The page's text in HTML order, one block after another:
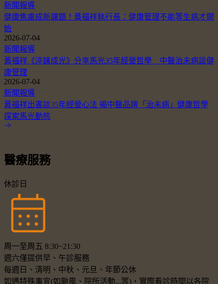
新聞報導
健康焦慮成新課題！黃福祥執行長：健康管理不能等生病才開
始
2026-07-04
新聞報導
黃福祥《淬鍊成光》分享馬光35年經營哲學 中醫治未病談健
康管理
2026-07-04
新聞報導
黃福祥出書談35年經營心法 揭中醫品牌「治未病」健康哲學
探索馬光動態
醫療服務
休診日
周一至周五 8:30~21:30
週六僅提供早、午診服務
每週日、清明、中秋、元旦、年節公休
如遇特殊事宜(如颱風、院所活動...等)，實際看診時間以各院